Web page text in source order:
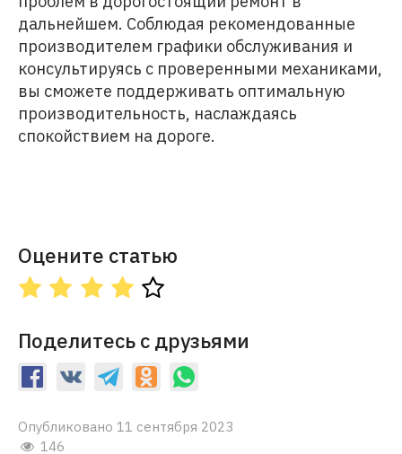
дальнейшем. Соблюдая рекомендованные
производителем графики обслуживания и
консультируясь с проверенными механиками,
вы сможете поддерживать оптимальную
производительность, наслаждаясь
спокойствием на дороге.
Оцените статью
Поделитесь с друзьями
Опубликовано 11 сентября 2023
146